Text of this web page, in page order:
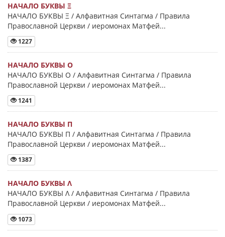
НАЧАЛО БУКВЫ Ξ
НАЧАЛО БУКВЫ Ξ / Алфавитная Синтагма / Правила
Православной Церкви / иеромонах Матфей...
1227
НАЧАЛО БУКВЫ Ο
НАЧАЛО БУКВЫ Ο / Алфавитная Синтагма / Правила
Православной Церкви / иеромонах Матфей...
1241
НАЧАЛО БУКВЫ Π
НАЧАЛО БУКВЫ Π / Алфавитная Синтагма / Правила
Православной Церкви / иеромонах Матфей...
1387
НАЧАЛО БУКВЫ Λ
НАЧАЛО БУКВЫ Λ / Алфавитная Синтагма / Правила
Православной Церкви / иеромонах Матфей...
1073